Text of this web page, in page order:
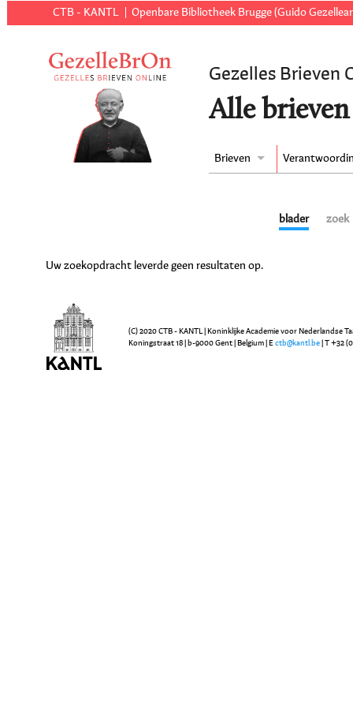
CTB - KANTL Openbare Bibliotheek Brugge (Guido
Gezelles Brieven
Alle brieven
Brieven
blader zoek
Uw zoekopdracht leverde geen resultaten op.
(C) 2020 CTB - KANTL | Koninklijke Academie voor Nederlandse
Koningstraat 18 | b-9000 Gent | Belgium | E ctb@kantl.be | T +32